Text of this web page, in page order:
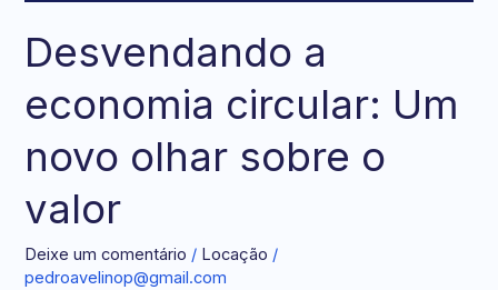
Desvendando a
economia circular: Um
novo olhar sobre o
valor
Deixe um comentário / Locação /
pedroavelinop@gmail.com
valor